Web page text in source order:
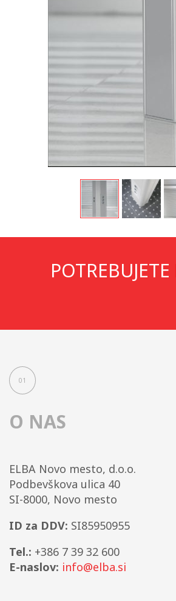
POTREBUJETE
01
O NAS
ELBA Novo mesto, d.o.o.
Podbevškova ulica 40
SI-8000, Novo mesto
ID za DDV: SI85950955
Tel.: +386 7 39 32 600
E-naslov: info@elba.si